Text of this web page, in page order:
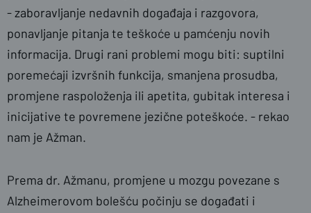
- zaboravljanje nedavnih događaja i razgovora,
ponavljanje pitanja te teškoće u pamćenju novih
informacija. Drugi rani problemi mogu biti: suptilni
poremećaji izvršnih funkcija, smanjena prosudba,
promjene raspoloženja ili apetita, gubitak interesa i
inicijative te povremene jezične poteškoće. - rekao
nam je Ažman.
Prema dr. Ažmanu, promjene u mozgu povezane s
Alzheimerovom bolešću počinju se događati i